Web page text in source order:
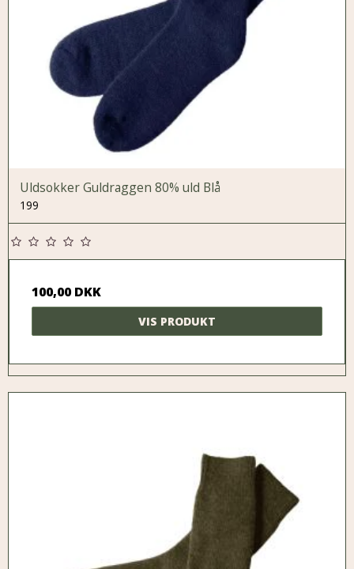
Uldsokker Guldraggen 80% uld Blå
199
100,00 DKK
VIS PRODUKT